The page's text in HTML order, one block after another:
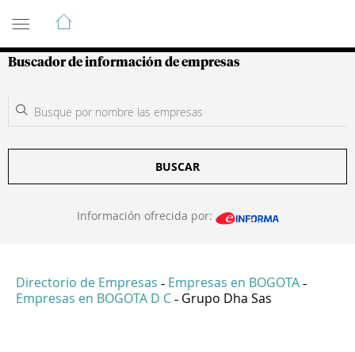
Guía de Empresas Colombianas
Buscador de información de empresas
BUSCAR
Información ofrecida por:
Directorio de Empresas - Empresas en BOGOTA -
Empresas en BOGOTA D C - Grupo Dha Sas